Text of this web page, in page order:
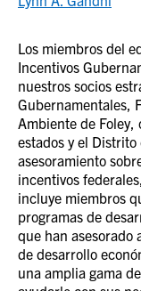
Los miembros del
Incentivos
nuestros socios
Gubernamentales,
Ambiente de
estados y el
asesoramiento
incentivos
incluye miembros
programas de
que han asesorado
de desarrollo
una amplia gama